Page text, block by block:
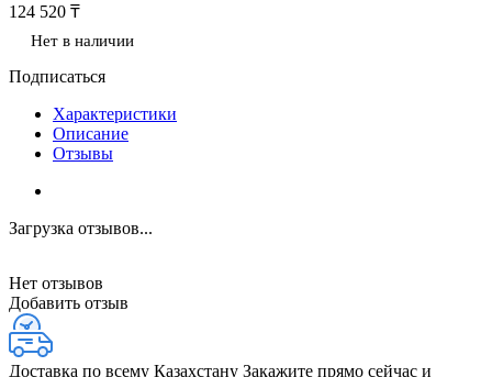
124 520 ₸
Нет в наличии
Подписаться
Характеристики
Описание
Отзывы
Загрузка отзывов...
Нет отзывов
Добавить отзыв
Доставка по всему Казахстану Закажите прямо сейчас и